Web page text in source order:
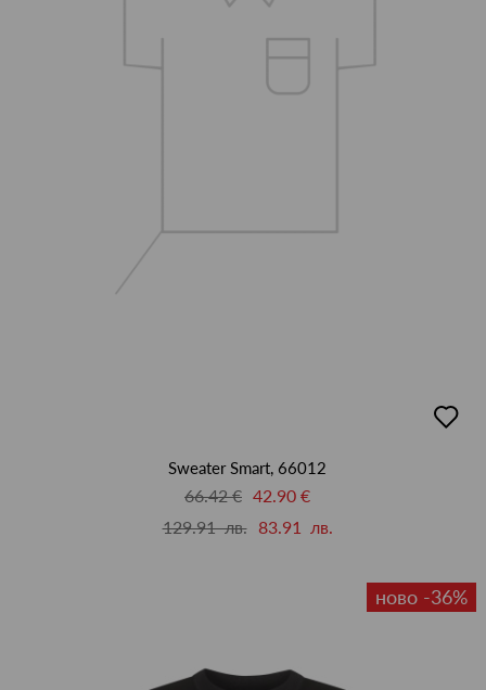
в
Sweater Smart, 66012
66.42 € 42.90 €
129.91 лв.
83.91 лв.
ново -36%